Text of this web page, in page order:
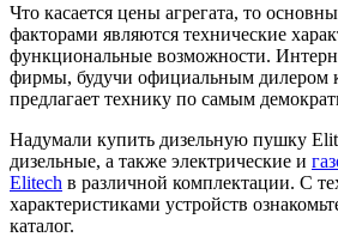
Что касается цены агрегата, то
факторами являются технические
функциональные возможности.
фирмы, будучи официальным дилером
предлагает технику по самым
Надумали купить дизельную пушку
дизельные, а также электрические и
Elitech в различной комплектации. С
характеристиками устройств
каталог.